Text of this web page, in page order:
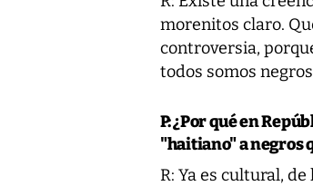
morenitos claro.
controversia,
todos somos
P: ¿Por qué en
"haitiano" a negros
R: Ya es cultural,